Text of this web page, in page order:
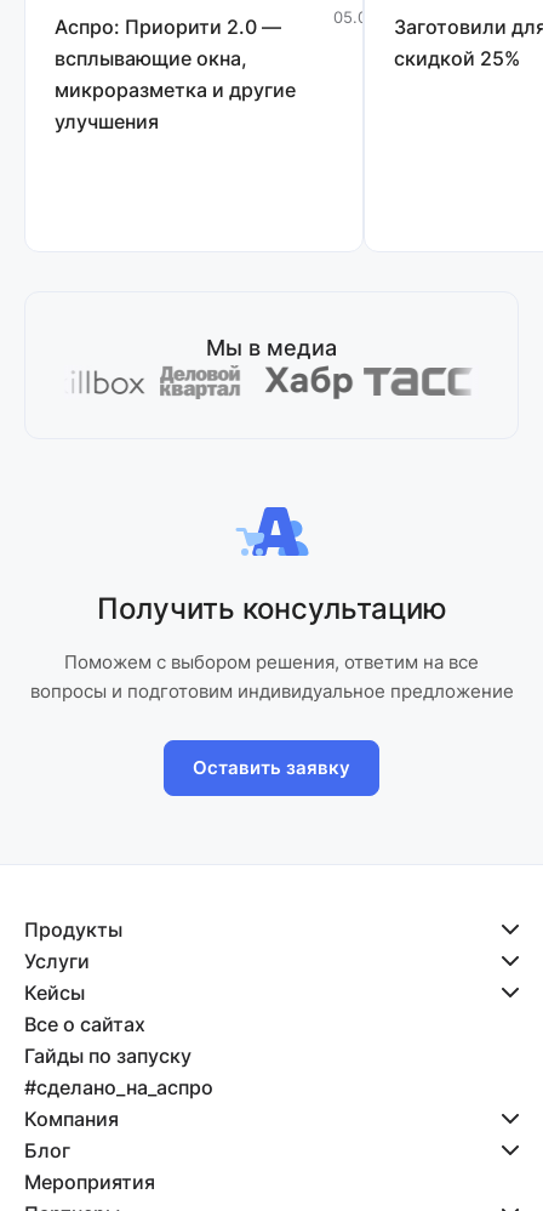
Аспро: Приорити 2.0 —
всплывающие окна,
микроразметка и другие
улучшения
05.08.2026Заготовили
скидкой 25%
Мы в медиа
Получить консультацию
Поможем с выбором решения, ответим на все
вопросы и подготовим индивидуальное предложение
Оставить заявку
Продукты
Услуги
Кейсы
Все о сайтах
Гайды по запуску
#сделано_на_аспро
Компания
Блог
Мероприятия